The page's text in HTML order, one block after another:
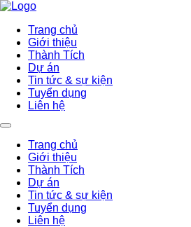
Trang chủ
Giới thiệu
Thành Tích
Dự án
Tin tức & sự kiện
Tuyển dụng
Liên hệ
Trang chủ
Giới thiệu
Thành Tích
Dự án
Tin tức & sự kiện
Tuyển dụng
Liên hệ